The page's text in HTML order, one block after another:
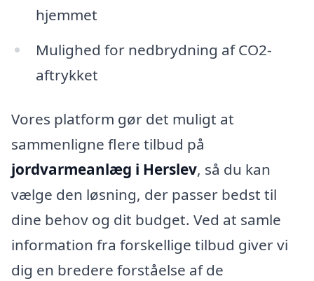
hjemmet
Mulighed for nedbrydning af CO2-
aftrykket
Vores platform gør det muligt at
sammenligne flere tilbud på
jordvarmeanlæg i Herslev, så du kan
vælge den løsning, der passer bedst til
dine behov og dit budget. Ved at samle
information fra forskellige tilbud giver vi
dig en bredere forståelse af de